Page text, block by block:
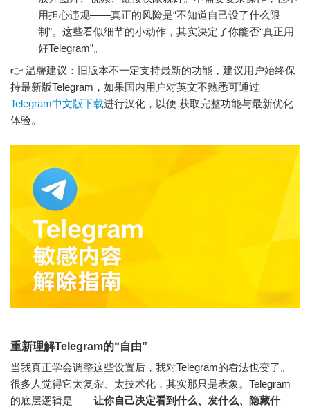
用担心违规——真正的风险是“不知道自己设了什么限
制”。这些看似细节的小动作，其实决定了你能否“真正用
好Telegram”。
👉 温馨建议：旧版本不一定支持最新的功能，建议用户始终保
持最新版Telegram，如果国内用户对英文不熟悉可通过
Telegram中文版下载进行汉化，以便 获取完整功能与最新优化
体验。
重新理解Telegram的“自由”
当我真正学会调整这些设置后，我对Telegram的看法也变了。
很多人觉得它太复杂、太技术化，其实那只是表象。 Telegram
的底层逻辑是——让你自己决定看到什么、发什么、隐藏什